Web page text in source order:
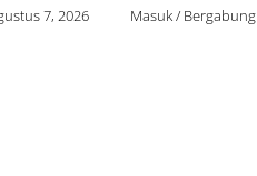
7, 2026 Masuk / Bergabung